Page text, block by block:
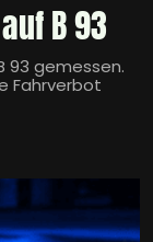
B 93
93 gemessen.
Fahrverbot